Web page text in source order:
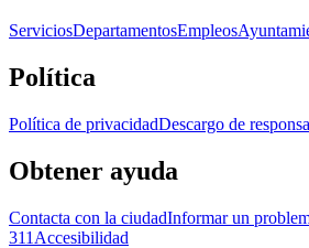
ServiciosDepartamentosEmpleos
Política
Política de privacidadDescargo de
Obtener ayuda
Contacta con la ciudadInformar un
311 Accesibilidad